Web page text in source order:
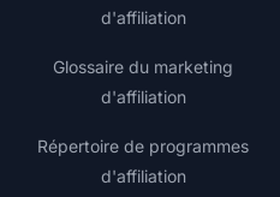
d'affiliation
Glossaire du marketing
d'affiliation
Répertoire de programmes
d'affiliation